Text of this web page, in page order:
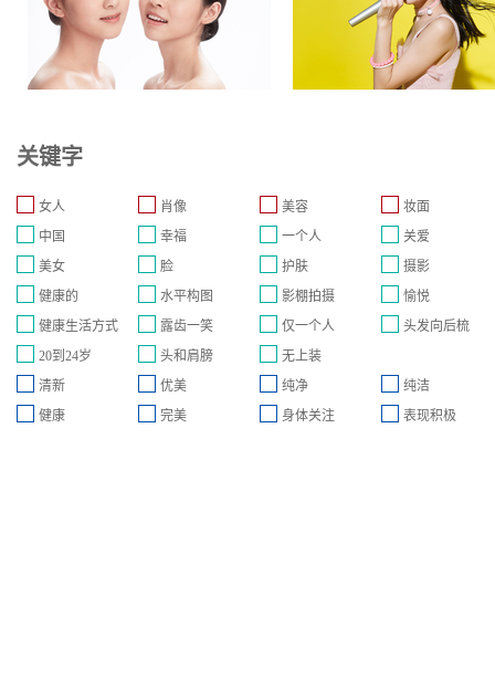
关键字
女人 肖像 美容
妆面
中国
幸福 一个人
关爱
美女
脸 护肤
摄影
健康的
水平构图 影棚拍摄
愉悦
健康生活方式
露齿一笑 仅一个人
头发向后梳
20到24岁
头和肩膀
无上装
清新
优美 纯净
纯洁
健康
完美 身体关注 表现积极